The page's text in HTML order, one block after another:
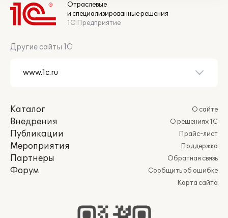
Отраслевые
и специализированные решения
1С:Предприятие
Другие сайты 1С
Каталог
Внедрения
Публикации
Мероприятия
Партнеры
Форум
О сайте
О решениях 1С
Прайс-лист
Поддержка
Обратная связь
Сообщить об ошибке
Карта сайта